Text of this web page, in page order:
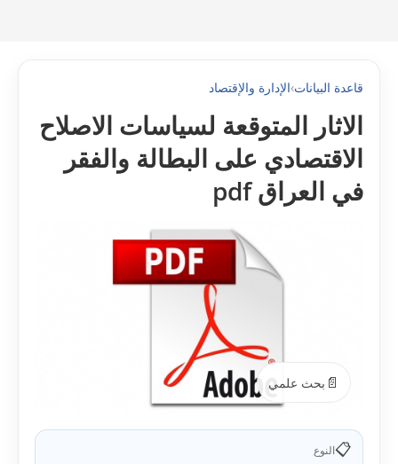
قاعدة البيانات›الإدارة والإقتصاد
الاثار المتوقعة لسياسات الاصلاح
الاقتصادي على البطالة والفقر
في العراق pdf
📄 بحث علمي
📋النوع